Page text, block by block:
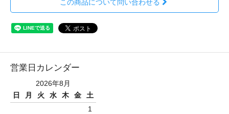
この商品について問い合わせる
営業日カレンダー
2026年8月
日
月 火 水 木 金
土
1